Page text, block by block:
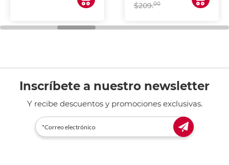
$209.00
Inscríbete a nuestro newsletter
Y recibe descuentos y promociones exclusivas.